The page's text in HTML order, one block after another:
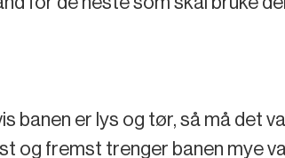
banen er lys og tør, så må det
og fremst trenger banen mye